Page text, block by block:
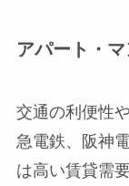
アパート・
交通の利便性
急電鉄、阪神
は高い賃貸需